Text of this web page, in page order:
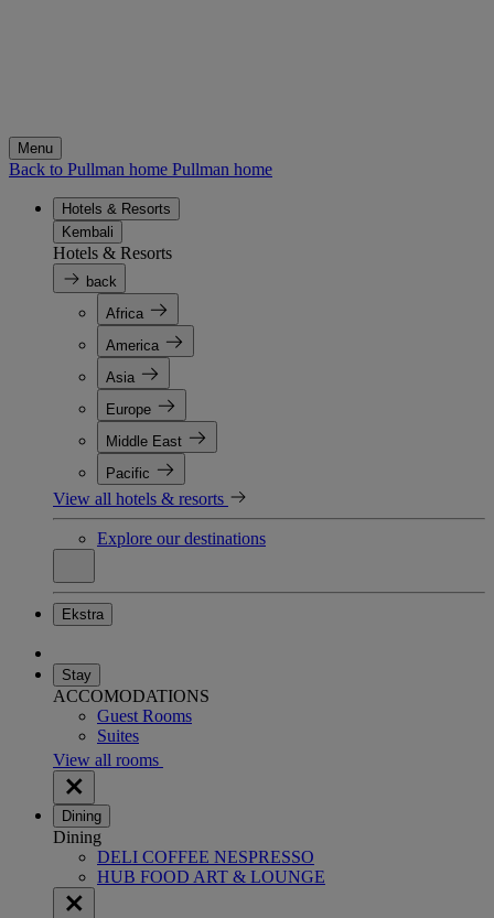
Menu
Back to Pullman home Pullman home
Hotels & Resorts
Kembali
Hotels & Resorts
back
Africa
America
Asia
Europe
Middle East
Pacific
View all hotels & resorts
Explore our destinations
Ekstra
Stay
ACCOMODATIONS
Guest Rooms
Suites
View all rooms
Dining
Dining
DELI COFFEE NESPRESSO
HUB FOOD ART & LOUNGE